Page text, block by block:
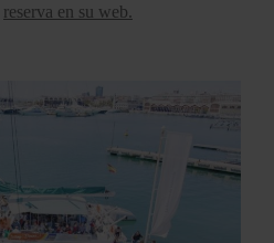
reserva en su web.